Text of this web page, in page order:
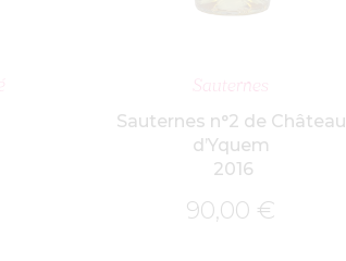
Sauternes
Sauternes n°2 de Château
d’Yquem
2016
90,00 €
AJOUTER AU PANIER